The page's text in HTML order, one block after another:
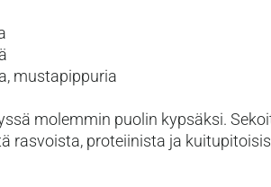
mustapippuria
molemmin puolin kypsäksi.
rasvoista, proteiinista ja